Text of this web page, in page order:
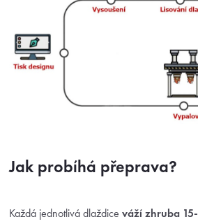
Jak probíhá přeprava?
Každá jednotlivá dlaždice váží zhruba